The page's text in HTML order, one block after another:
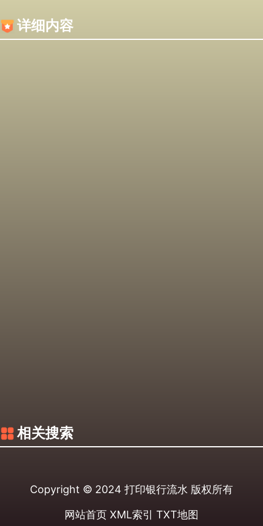
详细内容
相关搜索
Copyright © 2024 打印银行流水 版权所有
网站首页 XML索引 TXT地图